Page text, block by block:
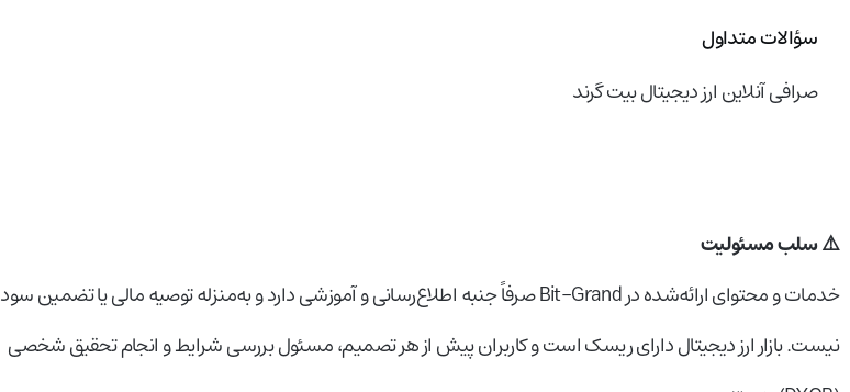
سؤالات متداول
صرافی آنلاین ارز دیجیتال بیت گرند
⚠️ سلب مسئولیت
خدمات و محتوای ارائه‌شده در Bit-Grand صرفاً جنبه اطلاع‌رسانی و آموزشی دارد و به‌منزله توصیه مالی یا تضمین سود
نیست. بازار ارز دیجیتال دارای ریسک است و کاربران پیش از هر تصمیم، مسئول بررسی شرایط و انجام تحقیق شخصی